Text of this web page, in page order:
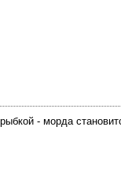
- морда